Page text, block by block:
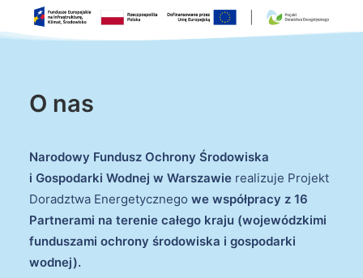
O nas
Narodowy Fundusz Ochrony Środowiska
i Gospodarki Wodnej w Warszawie realizuje Projekt
Doradztwa Energetycznego we współpracy z 16
Partnerami na terenie całego kraju (wojewódzkimi
funduszami ochrony środowiska i gospodarki
wodnej).